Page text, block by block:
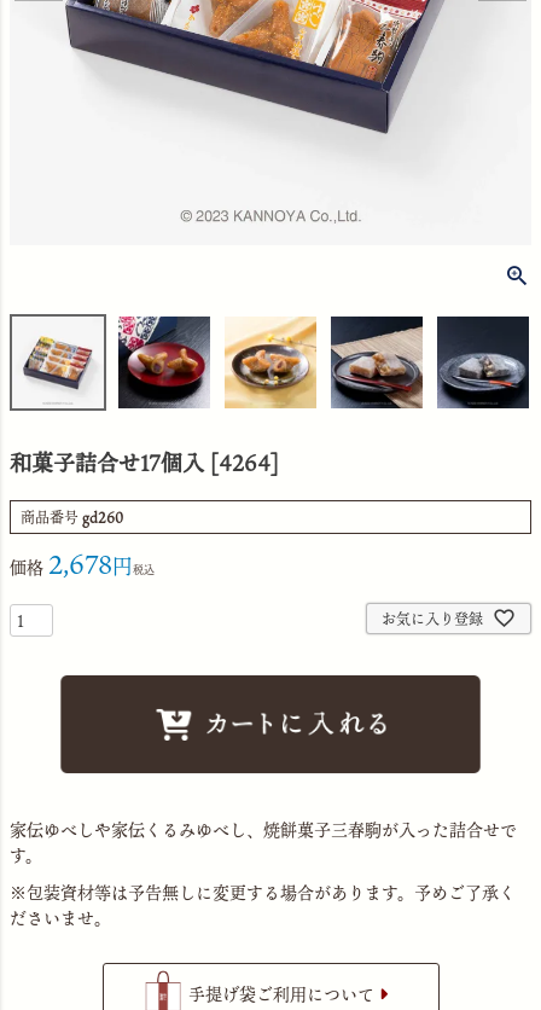
和菓子詰合せ17個入 [4264]
商品番号 gd260
価格 2,678 税込
お気に入り登録
家伝ゆべしや家伝くるみゆべし、焼餅菓子三春駒が入った詰合せで
す。
※包装資材等は予告無しに変更する場合があります。予めご了承く
ださいませ。
手提げ袋ご利用について